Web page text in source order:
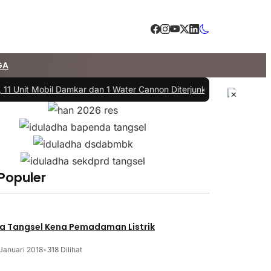
Mobil Damkar dan 1 Water Cannon Diterjunkan #3 -DPRD
Tangsel Kena Pemadaman Listrik
2018• 318 Dilihat
×